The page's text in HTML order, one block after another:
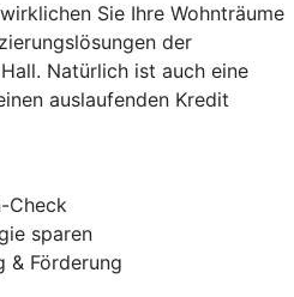
Sie Ihre Wohnträume
der
Natürlich ist auch eine
auslaufenden Kredit
Check
sparen
& Förderung